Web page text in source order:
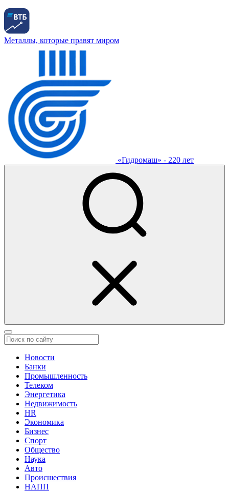
Металлы, которые правят миром
«Гидромаш» - 220 лет
Новости
Банки
Промышленность
Телеком
Энергетика
Недвижимость
HR
Экономика
Бизнес
Спорт
Общество
Наука
Авто
Происшествия
НАПП